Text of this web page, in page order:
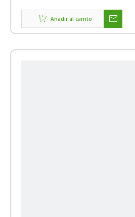
muchas aplicaciones de soldadura.
Añadir al carrito